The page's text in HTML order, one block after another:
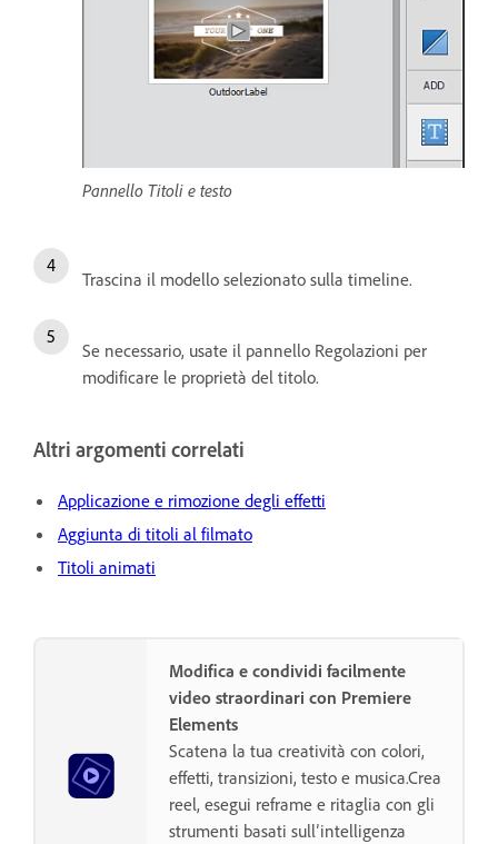
Pannello Titoli e testo
Trascina il modello selezionato sulla timeline.
Se necessario, usate il pannello Regolazioni per
modificare le proprietà del titolo.
Altri argomenti correlati
Applicazione e rimozione degli effetti
Aggiunta di titoli al filmato
Titoli animati
Modifica e condividi facilmente
video straordinari con Premiere
Elements
Scatena la tua creatività con colori,
effetti, transizioni, testo e musica.Crea
reel, esegui reframe e ritaglia con gli
strumenti basati sull’intelligenza